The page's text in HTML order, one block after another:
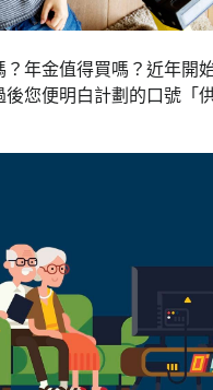
年金值得買嗎？近年開
您便明白計劃的口號「